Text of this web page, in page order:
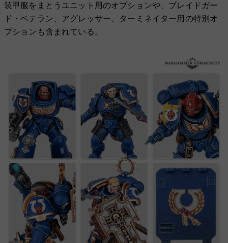
装甲服をまとうユニット用のオプションや、ブレイドガー
ド・ベテラン、アグレッサー、ターミネイター用の特別オ
プションも含まれている。